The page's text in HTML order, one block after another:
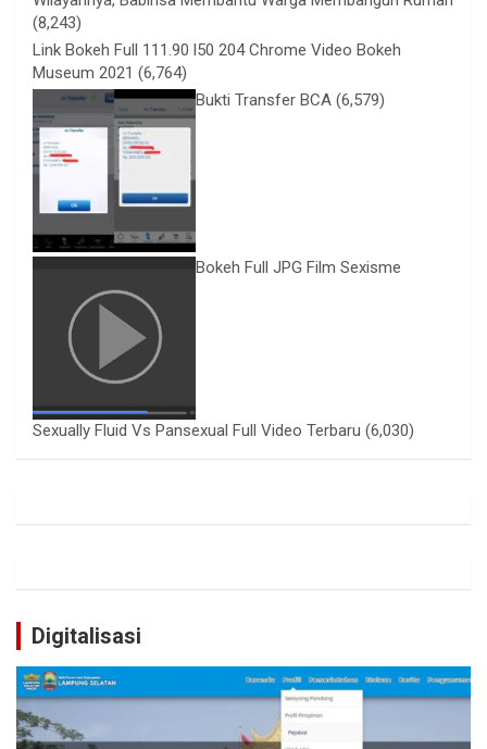
(8,243)
Link Bokeh Full 111.90 l50 204 Chrome Video Bokeh
Museum 2021 (6,764)
Bukti Transfer BCA (6,579)
Bokeh Full JPG Film Sexisme
Sexually Fluid Vs Pansexual Full Video Terbaru (6,030)
Digitalisasi